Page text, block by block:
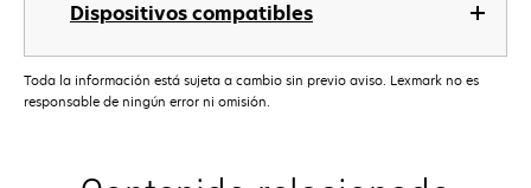
Dispositivos compatibles
Toda la información está sujeta a cambio sin previo aviso. Lexmark no es
responsable de ningún error ni omisión.